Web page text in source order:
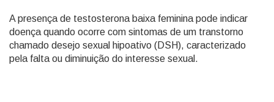
A presença de testosterona baixa feminina pode indicar
doença quando ocorre com sintomas de um transtorno
chamado desejo sexual hipoativo (DSH), caracterizado
pela falta ou diminuição do interesse sexual.